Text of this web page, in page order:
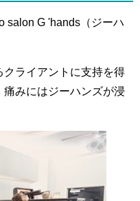
salon G 'hands（ジーハ
ライアントに支持を得
みにはジーハンズが浸